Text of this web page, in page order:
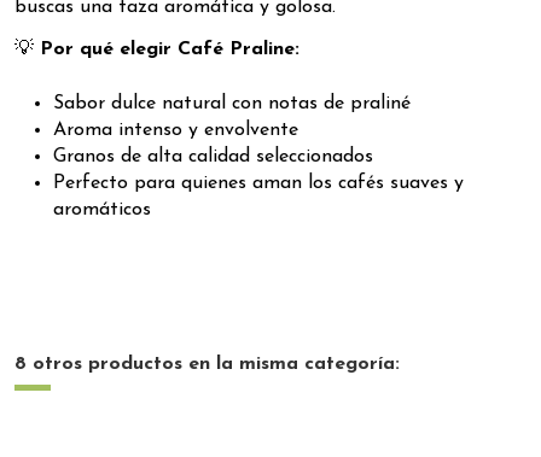
buscas una taza aromática y golosa.
💡 Por qué elegir Café Praline:
Sabor dulce natural con notas de praliné
Aroma intenso y envolvente
Granos de alta calidad seleccionados
Perfecto para quienes aman los cafés suaves y
aromáticos
8 otros productos en la misma categoría: